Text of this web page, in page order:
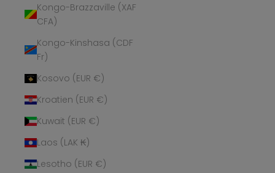
Kongo-Brazzaville (XAF
CFA)
Kongo-Kinshasa (CDF
Fr)
Kosovo (EUR €)
Kroatien (EUR €)
Kuwait (EUR €)
Laos (LAK ₭)
Lesotho (EUR €)